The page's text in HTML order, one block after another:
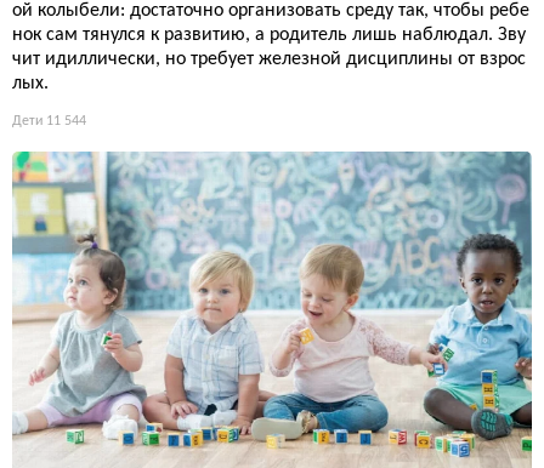
ой колыбели: достаточно организовать среду так, чтобы ребе
нок сам тянулся к развитию, а родитель лишь наблюдал. Зву
чит идиллически, но требует железной дисциплины от взрос
лых.
Дети 11 544